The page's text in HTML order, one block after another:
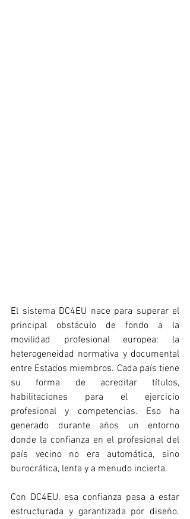
El sistema DC4EU nace para superar el
principal obstáculo de fondo a la
movilidad profesional europea: la
heterogeneidad normativa y documental
entre Estados miembros. Cada país tiene
su forma de acreditar títulos,
habilitaciones para el ejercicio
profesional y competencias. Eso ha
generado durante años un entorno
donde la confianza en el profesional del
país vecino no era automática, sino
burocrática, lenta y a menudo incierta.
Con DC4EU, esa confianza pasa a estar
estructurada y garantizada por diseño.